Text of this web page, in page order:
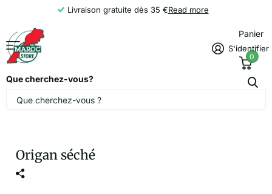
Livraison gratuite dès 35 €Read more
Que cherchez-vous?
S'identifier
Panier
0
Origan séché